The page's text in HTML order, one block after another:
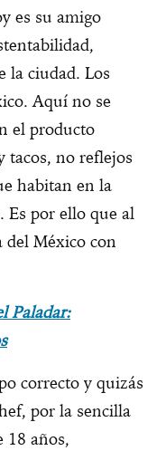
es su amigo
la ciudad. Los
Aquí no se
el producto
tacos, no reflejos
habitan en la
Es por ello que al
del México con
Paladar:
correcto y quizás
por la sencilla
18 años,